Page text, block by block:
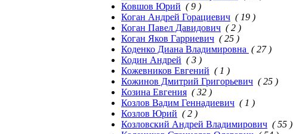
Ковшов Юрий ( 9 )
Коган Андрей Горациевич ( 19 )
Коган Павел Давидович ( 2 )
Коган Яков Гарриевич ( 25 )
Коденко Диана Владимировна ( 27 )
Кодин Андрей ( 3 )
Кожевников Евгений ( 1 )
Кожинов Дмитрий Григорьевич ( 25 )
Козина Евгения ( 32 )
Козлов Вадим Геннадиевич ( 1 )
Козлов Юрий ( 2 )
Козловский Андрей Владимирович ( 55 )